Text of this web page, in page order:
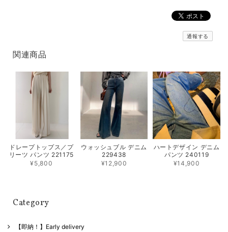
通報する
関連商品
ドレープトップス／プ
リーツ パンツ 221175
¥5,800
ウォッシュブル デニム
229438
¥12,900
ハートデザイン デニム
パンツ 240119
¥14,900
Category
【即納！】Early delivery